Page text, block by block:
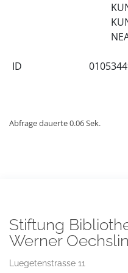
ID
Abfrage dauerte 0.06 Sek.
Stiftung
Werner Oechslin
Luegetenstrasse 11